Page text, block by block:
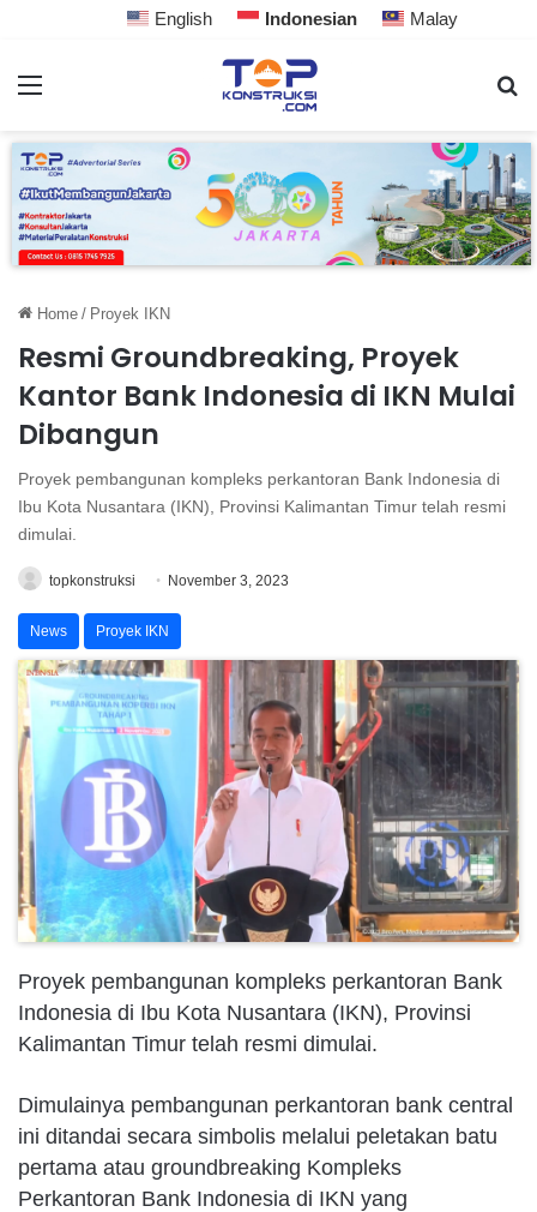
English Indonesian Malay
Home / Proyek IKN
Resmi Groundbreaking, Proyek
Kantor Bank Indonesia di IKN Mulai
Dibangun
Proyek pembangunan kompleks perkantoran Bank Indonesia di
Ibu Kota Nusantara (IKN), Provinsi Kalimantan Timur telah resmi
dimulai.
topkonstruksi November 3, 2023
News Proyek IKN
Proyek pembangunan kompleks perkantoran Bank
Indonesia di Ibu Kota Nusantara (IKN), Provinsi
Kalimantan Timur telah resmi dimulai.
Dimulainya pembangunan perkantoran bank central
ini ditandai secara simbolis melalui peletakan batu
pertama atau groundbreaking Kompleks
Perkantoran Bank Indonesia di IKN yang